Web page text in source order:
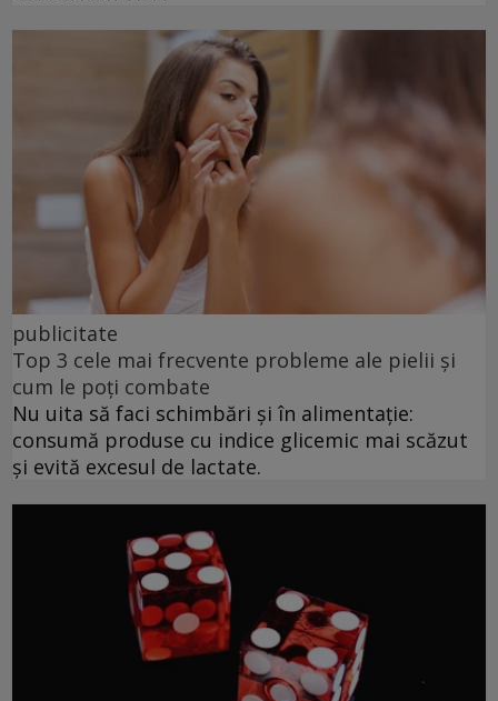
publicitate
Top 3 cele mai frecvente probleme ale pielii și
cum le poți combate
Nu uita să faci schimbări și în alimentație:
consumă produse cu indice glicemic mai scăzut
și evită excesul de lactate.